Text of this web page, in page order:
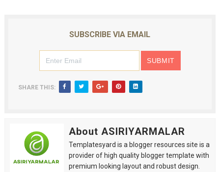
SUBSCRIBE VIA EMAIL
SHARE THIS:
About ASIRIYARMALAR
Templatesyard is a blogger resources site is a
provider of high quality blogger template with
premium looking layout and robust design.